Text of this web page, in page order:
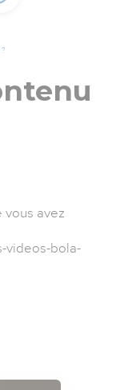
vous avez
videos-bola-